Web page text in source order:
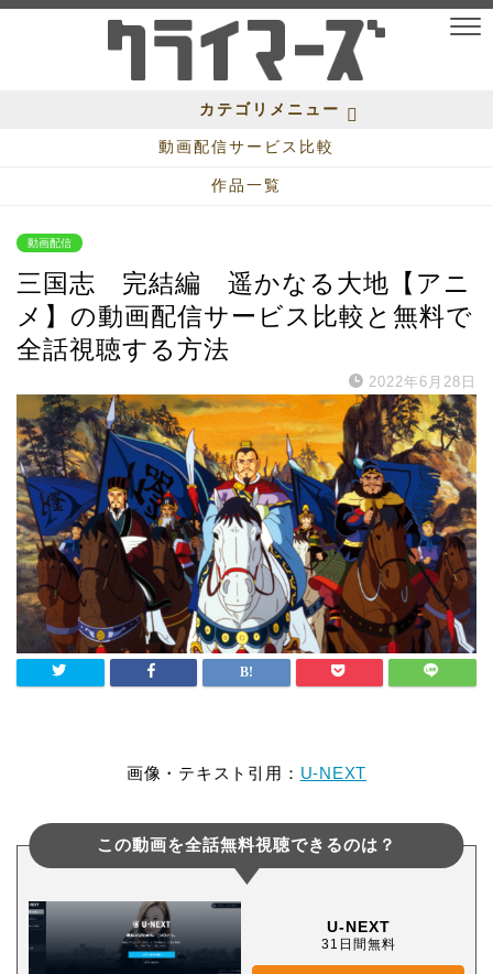
カテゴリメニュー
動画配信サービス比較
作品一覧
動画配信
三国志 完結編 遥かなる大地【アニ
メ】の動画配信サービス比較と無料で
全話視聴する方法
2022年6月28日
画像・テキスト引用： U-NEXT
この動画を全話無料視聴できるのは？
U-NEXT
31日間無料